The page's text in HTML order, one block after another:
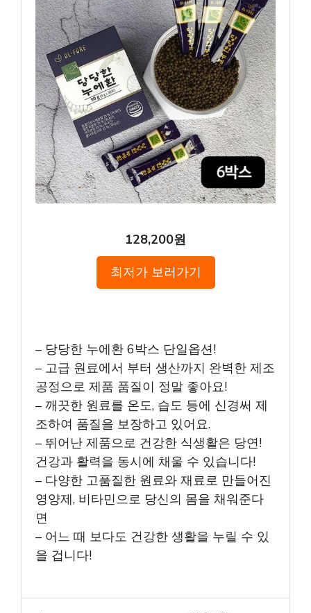
128,200원
최저가 보러가기
– 당당한 누에환 6박스 단일옵션!
– 고급 원료에서 부터 생산까지 완벽한 제조
공정으로 제품 품질이 정말 좋아요!
– 깨끗한 원료를 온도, 습도 등에 신경써 제
조하여 품질을 보장하고 있어요.
– 뛰어난 제품으로 건강한 식생활은 당연!
건강과 활력을 동시에 채울 수 있습니다!
– 다양한 고품질한 원료와 재료로 만들어진
영양제, 비타민으로 당신의 몸을 채워준다
면
– 어느 때 보다도 건강한 생활을 누릴 수 있
을 겁니다!